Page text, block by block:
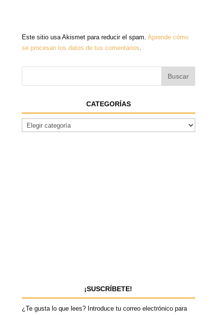
Este sitio usa Akismet para reducir el spam. Aprende cómo
se procesan los datos de tus comentarios.
CATEGORÍAS
¡SUSCRÍBETE!
¿Te gusta lo que lees? Introduce tu correo electrónico para